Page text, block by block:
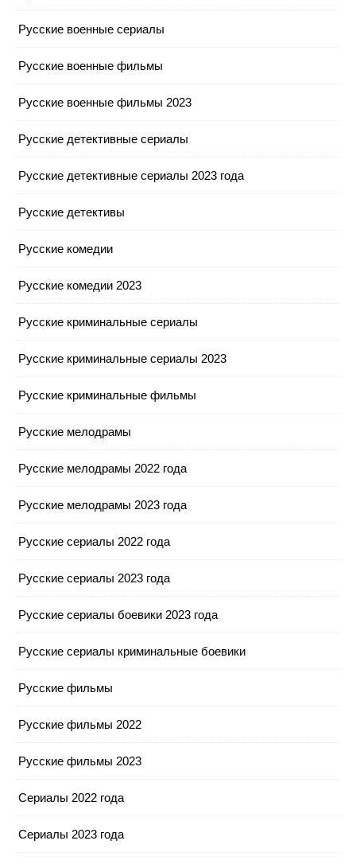
Русские военные сериалы
Русские военные фильмы
Русские военные фильмы 2023
Русские детективные сериалы
Русские детективные сериалы 2023 года
Русские детективы
Русские комедии
Русские комедии 2023
Русские криминальные сериалы
Русские криминальные сериалы 2023
Русские криминальные фильмы
Русские мелодрамы
Русские мелодрамы 2022 года
Русские мелодрамы 2023 года
Русские сериалы 2022 года
Русские сериалы 2023 года
Русские сериалы боевики 2023 года
Русские сериалы криминальные боевики
Русские фильмы
Русские фильмы 2022
Русские фильмы 2023
Сериалы 2022 года
Сериалы 2023 года